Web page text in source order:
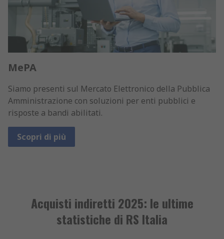
MePA
Siamo presenti sul Mercato Elettronico della Pubblica
Amministrazione con soluzioni per enti pubblici e
risposte a bandi abilitati.
Scopri di più
Acquisti indiretti 2025: le ultime
statistiche di RS Italia